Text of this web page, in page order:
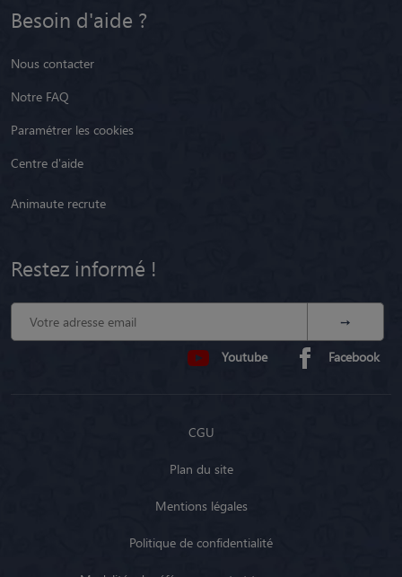
Besoin d'aide ?
Nous contacter
Notre FAQ
Paramétrer les cookies
Centre d'aide
Animaute recrute
Restez informé !
Youtube Facebook
CGU
Plan du site
Mentions légales
Politique de confidentialité